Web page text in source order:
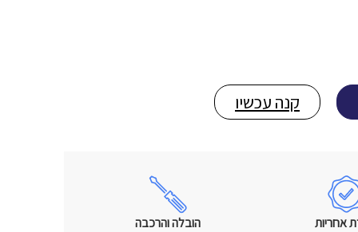
קנה עכשיו
אחריות הובלה והרכבה